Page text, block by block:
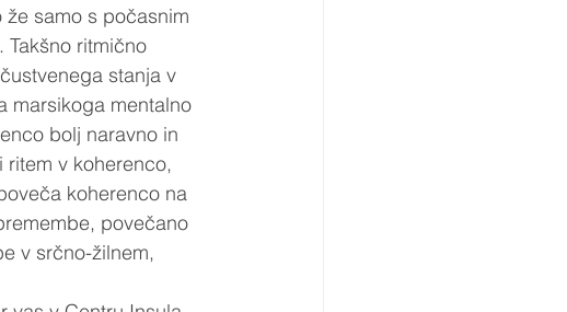
samo s počasnim
ritmično
stanja v
marsikoga mentalno
bolj naravno in
v koherenco,
koherenco na
povečano
v srčno-žilnem,